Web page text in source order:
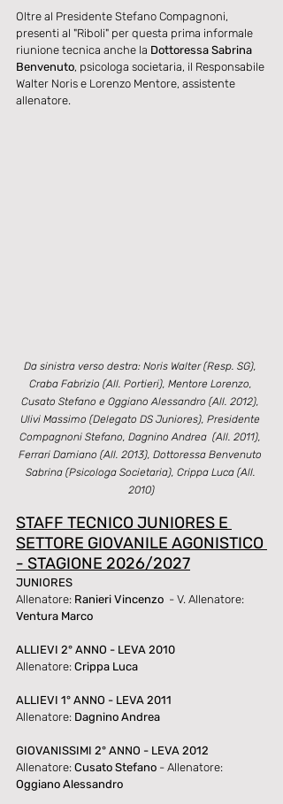
Oltre al Presidente Stefano Compagnoni,
presenti al "Riboli" per questa prima informale
riunione tecnica anche la Dottoressa Sabrina
Benvenuto, psicologa societaria, il Responsabile
Walter Noris e Lorenzo Mentore, assistente
allenatore.
Da sinistra verso destra: Noris Walter (Resp. SG),
Craba Fabrizio (All. Portieri), Mentore Lorenzo,
Cusato Stefano e Oggiano Alessandro (All. 2012),
Ulivi Massimo (Delegato DS Juniores), Presidente
Compagnoni Stefano, Dagnino Andrea  (All. 2011),
Ferrari Damiano (All. 2013), Dottoressa Benvenuto
Sabrina (Psicologa Societaria), Crippa Luca (All.
2010)
STAFF TECNICO JUNIORES E
SETTORE GIOVANILE AGONISTICO
- STAGIONE 2026/2027
JUNIORES
Allenatore: Ranieri Vincenzo
  - V. Allenatore:
Ventura Marco
ALLIEVI 2° ANNO - LEVA 2010
Allenatore: Crippa Luca
ALLIEVI 1° ANNO - LEVA 2011
Allenatore: Dagnino Andrea
GIOVANISSIMI 2° ANNO - LEVA 2012
Allenatore: Cusato Stefano - Allenatore:
Oggiano Alessandro